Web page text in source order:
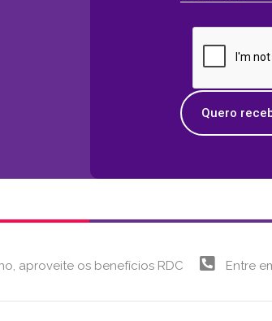
Quero
aproveite os benefícios RDC Entre